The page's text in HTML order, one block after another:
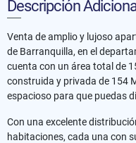
Descripción
Venta de amplio y lujoso
de Barranquilla, en el
cuenta con un área total de
construida y privada de 154
espacioso para que puedas
Con una excelente
habitaciones, cada una con